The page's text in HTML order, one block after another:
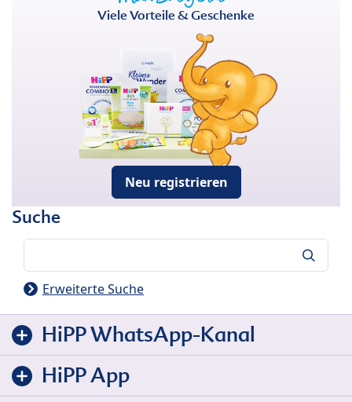
Viele Vorteile & Geschenke
Neu registrieren
Suche
Erweiterte Suche
HiPP WhatsApp-Kanal
HiPP App